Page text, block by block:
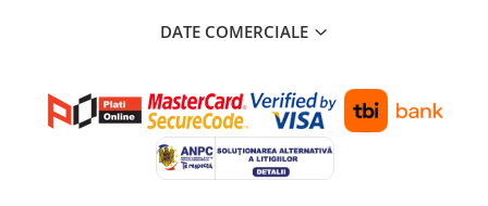
DATE COMERCIALE